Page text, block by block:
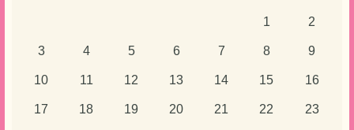
1 2
3 4 5 6 7 8 9
10 11 12 13 14 15 16
17 18 19 20 21 22 23